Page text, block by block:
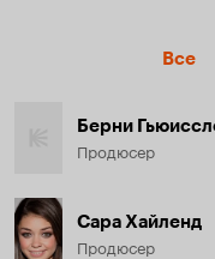
Все
Берни
Продюсер
Сара Хайленд
Продюсер